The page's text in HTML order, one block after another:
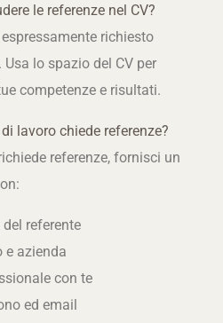
le referenze nel CV?
richiesto
lo spazio del CV per
competenze e risultati.
lavoro chiede referenze?
referenze, fornisci un
referente
e azienda
con te
ed email